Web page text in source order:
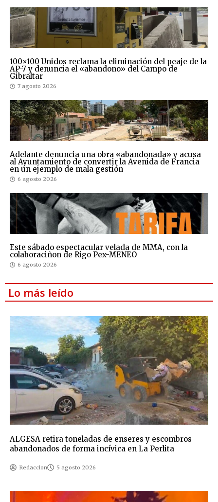
100×100 Unidos reclama la eliminación del peaje de la
AP-7 y denuncia el «abandono» del Campo de
Gibraltar
7 agosto 2026
Adelante denuncia una obra «abandonada» y acusa
al Ayuntamiento de convertir la Avenida de Francia
en un ejemplo de mala gestión
6 agosto 2026
Este sábado espectacular velada de MMA, con la
colaboraciñon de Rigo Pex-MENEO
6 agosto 2026
Lo más leído
ALGESA retira toneladas de enseres y escombros
abandonados de forma incívica en La Perlita
Redaccion 5 agosto 2026